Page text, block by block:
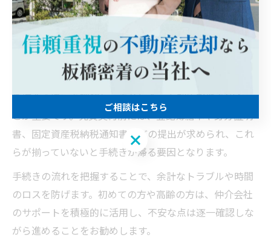
的な流れは、査定依頼→媒介契約→買主との売買契約→
決済・引渡しの順となります。各段階で必要な書類や確
認事項が異なるため、事前準備が不可欠です。
特に媒介契約締結時には、一般媒介・専任媒介・専属専
任媒介の違いを理解し、自分に合った契約形態を選ぶこ
とが重要です。売買契約前には、登記簿謄本や身分証明
書、固定資産税納税通知書などの提出が求められ、これ
らが揃っていないと手続きが滞る要因となります。
手続きの流れを把握することで、余計なトラブルや時間
のロスを防げます。初めての方や高齢の方は、仲介会社
のサポートを積極的に活用し、不安な点は逐一確認しな
がら進めることをお勧めします。
ご相談はこちら
ご相談はこちら